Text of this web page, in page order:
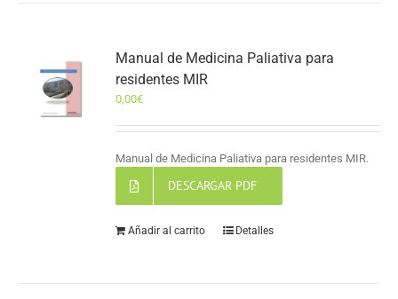
Manual de Medicina Paliativa para
residentes MIR
0,00€
Manual de Medicina Paliativa para residentes MIR.
DESCARGAR PDF
Añadir al carrito Detalles